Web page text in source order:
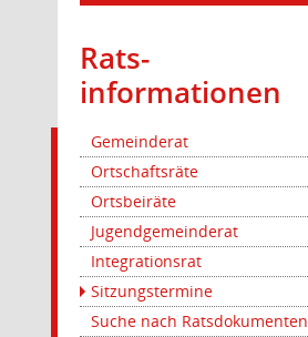
Rats­
informationen
Gemeinderat
Ortschaftsräte
Ortsbeiräte
Jugendgemeinderat
Integrationsrat
Sitzungstermine
Suche nach Ratsdokumenten